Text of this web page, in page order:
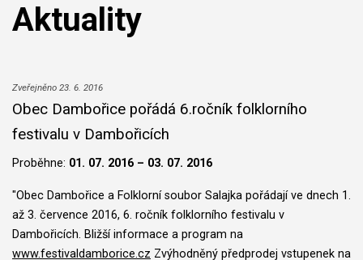
Aktuality
Zveřejněno 23. 6. 2016
Obec Dambořice pořádá 6.ročník folklorního
festivalu v Dambořicích
Proběhne: 01. 07. 2016 – 03. 07. 2016
"Obec Dambořice a Folklorní soubor Salajka pořádají ve dnech 1.
až 3. července 2016, 6. ročník folklorního festivalu v
Dambořicích. Bližší informace a program na
www.festivaldamborice.cz Zvýhodněný předprodej vstupenek na